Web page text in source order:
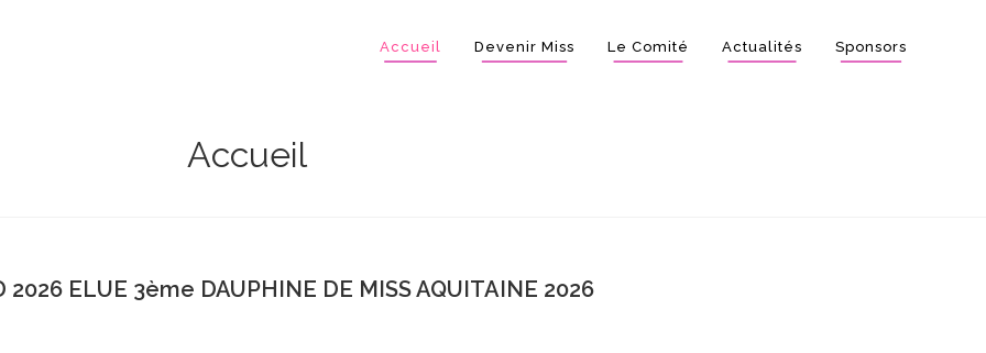
Accueil Devenir Miss Le Comité Actualités Sponsors
Accueil
2026 ELUE 3ème DAUPHINE DE MISS AQUITAINE 2026